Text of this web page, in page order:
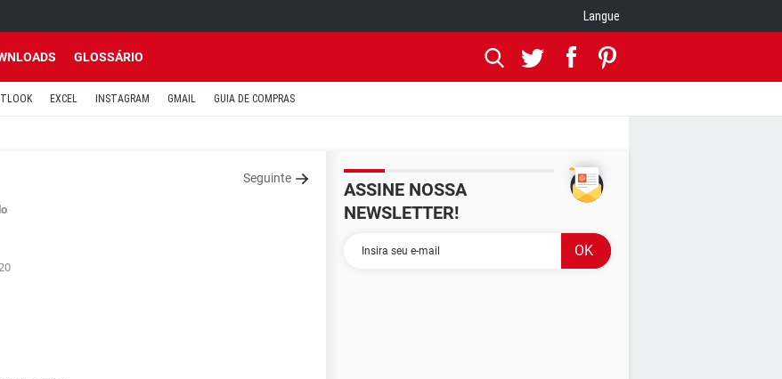
Langue
GLOSSÁRIO
EXCEL INSTAGRAM GMAIL GUIA DE COMPRAS
Seguinte
ASSINE NOSSA
NEWSLETTER!